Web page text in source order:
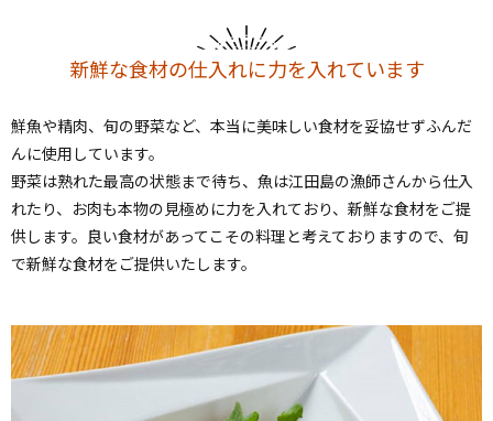
新鮮な食材の仕入れに力を入れています
鮮魚や精肉、旬の野菜など、本当に美味しい食材を妥協せずふんだ
んに使用しています。
野菜は熟れた最高の状態まで待ち、魚は江田島の漁師さんから仕入
れたり、お肉も本物の見極めに力を入れており、新鮮な食材をご提
供します。良い食材があってこその料理と考えておりますので、旬
で新鮮な食材をご提供いたします。